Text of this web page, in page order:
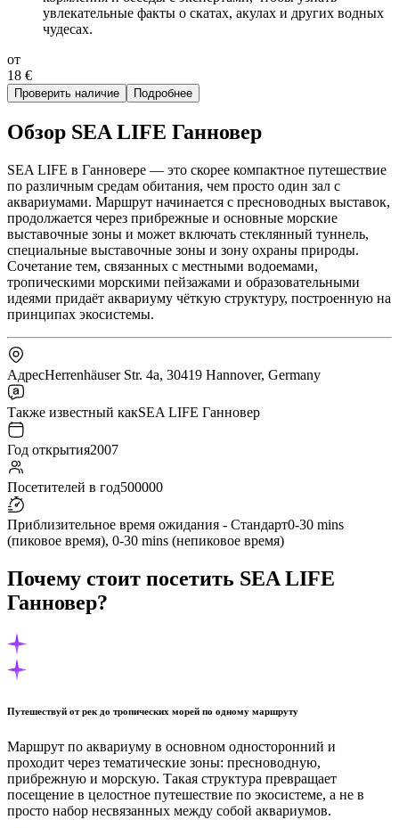
увлекательные факты о скатах, акулах и других водных
чудесах.
от
18 €
Проверить наличие Подробнее
Обзор SEA LIFE Ганновер
SEA LIFE в Ганновере — это скорее компактное путешествие
по различным средам обитания, чем просто один зал с
аквариумами. Маршрут начинается с пресноводных выставок,
продолжается через прибрежные и основные морские
выставочные зоны и может включать стеклянный туннель,
специальные выставочные зоны и зону охраны природы.
Сочетание тем, связанных с местными водоемами,
тропическими морскими пейзажами и образовательными
идеями придаёт аквариуму чёткую структуру, построенную на
принципах экосистемы.
АдресHerrenhäuser Str. 4a, 30419 Hannover, Germany
Также известный какSEA LIFE Ганновер
Год открытия2007
Посетителей в год500000
Приблизительное время ожидания - Стандарт0-30 mins
(пиковое время), 0-30 mins (непиковое время)
Почему стоит посетить SEA LIFE
Ганновер?
Путешествуй от рек до тропических морей по одному маршруту
Маршрут по аквариуму в основном односторонний и
проходит через тематические зоны: пресноводную,
прибрежную и морскую. Такая структура превращает
посещение в целостное путешествие по экосистеме, а не в
просто набор несвязанных между собой аквариумов.